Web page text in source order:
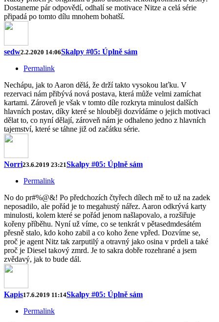
Dostaneme pár odpovědí, odhalí se motivace Nitze a celá série
připadá po tomto dílu mnohem bohatší.
sedw2.2.2020 14:06Skalpy #05: Úplně sám
Permalink
Nechápu, jak to Aaron dělá, že drží takto vysokou laťku. V
rezervaci nám přibývá nová postava, která může velmi zamíchat
kartami. Zároveň je však v tomto díle rozkryta minulost dalších
hlavních postav, díky které se hlouběji dozvídáme o jejich motivaci
dělat to, co nyní dělají, zároveň nám je odhaleno jedno z hlavních
tajemství, které se táhne již od začátku série.
Norri23.6.2019 23:21Skalpy #05: Úplně sám
Permalink
No do pr#%@&! Po předchozích čtyřech dílech mě to už na zadek
neposadilo, ale pořád je to megahustý nářez. Aaron odkrývá karty
minulosti, kolem které se pořád jenom našlapovalo, a rozšiřuje
kořeny příběhu. Nyní už víme, co se tenkrát v pětasedmdesátém
přesně stalo, kdo koho zabil a co koho žene vpřed. Dozvíme se,
proč je agent Nitz tak zarputilý a otravný jako osina v prdeli a také
proč je Diesel takový zmrd. Je to sakra dobře rozehrané a jsem
zvědavý, jak to bude dál.
Kapis17.6.2019 11:14Skalpy #05: Úplně sám
Permalink